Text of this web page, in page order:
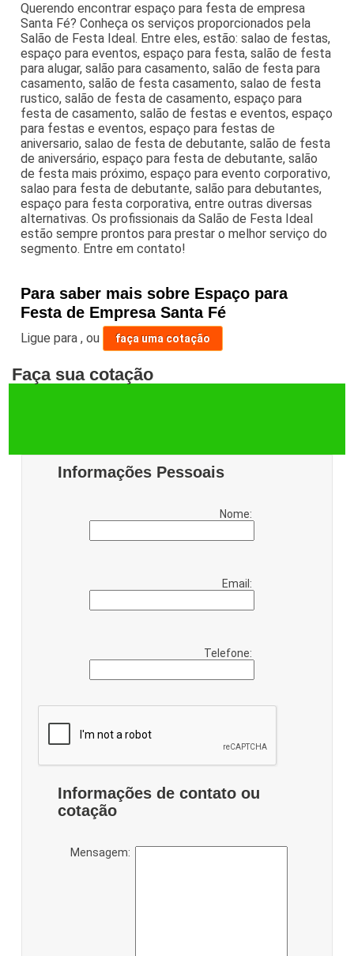
Querendo encontrar espaço para festa de empresa
Santa Fé? Conheça os serviços proporcionados pela
Salão de Festa Ideal. Entre eles, estão: salao de festas,
espaço para eventos, espaço para festa, salão de festa
para alugar, salão para casamento, salão de festa para
casamento, salão de festa casamento, salao de festa
rustico, salão de festa de casamento, espaço para
festa de casamento, salão de festas e eventos, espaço
para festas e eventos, espaço para festas de
aniversario, salao de festa de debutante, salão de festa
de aniversário, espaço para festa de debutante, salão
de festa mais próximo, espaço para evento corporativo,
salao para festa de debutante, salão para debutantes,
espaço para festa corporativa, entre outras diversas
alternativas. Os profissionais da Salão de Festa Ideal
estão sempre prontos para prestar o melhor serviço do
segmento. Entre em contato!
Para saber mais sobre Espaço para
Festa de Empresa Santa Fé
Ligue para,ou faça uma cotação
Faça sua cotação
Informações Pessoais
Nome:
Email:
Telefone:
Informações de contato ou
cotação
Mensagem: